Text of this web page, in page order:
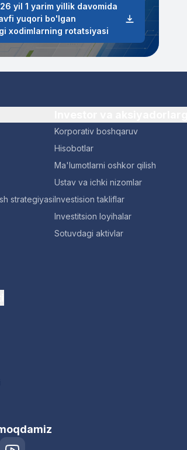
yil 1 yarim yillik davomida
yuqori bo'lgan
xodimlarning rotatsiyasi
strategiyasi
Korporativ boshqaruv
Hisobotlar
Ma'lumotlarni oshkor qilish
Ustav va ichki nizomlar
Investision takliflar
Investitsion loyihalar
Sotuvdagi aktivlar